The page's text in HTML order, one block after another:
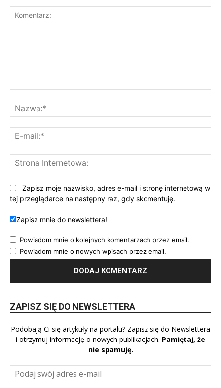
Zapisz moje nazwisko, adres e-mail i stronę internetową w
tej przeglądarce na następny raz, gdy skomentuję.
Zapisz mnie do newslettera!
Powiadom mnie o kolejnych komentarzach przez email.
Powiadom mnie o nowych wpisach przez email.
ZAPISZ SIĘ DO NEWSLETTERA
Podobają Ci się artykuły na portalu? Zapisz się do Newslettera
i otrzymuj informację o nowych publikacjach. Pamiętaj, że
nie spamuję.